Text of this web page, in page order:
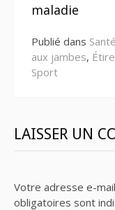
maladie
Publié dans Santé
aux jambes,
Sport
LAISSER UN
Votre adresse e-
obligatoires sont